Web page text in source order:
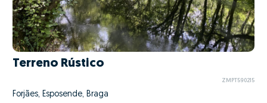
Terreno Rústico
ZMPT590215
Forjães, Esposende, Braga